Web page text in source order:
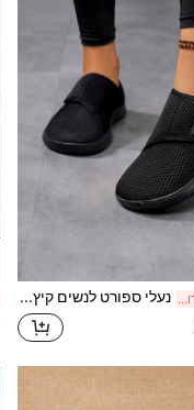
2 ימים אחרונים נעלי ספורט לנשים קיץ 2026 חדשות שחורות עם רשת גדולה נושמת, קלות משקל, סוליה רכה נגד החלקה, סגירת וולקרו, נעלי הליכה יומיומיות, נעלי ריצה מינימליסטיות ורב-שימושיות לנשים